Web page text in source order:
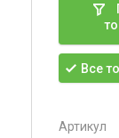
Все
Артикул